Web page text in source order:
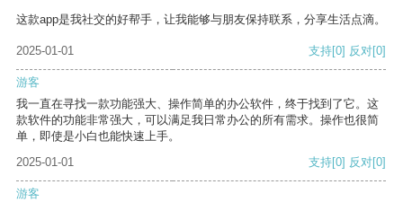
这款app是我社交的好帮手，让我能够与朋友保持联系，分享生活点滴。
2025-01-01 支持[0] 反对[0]
游客
我一直在寻找一款功能强大、操作简单的办公软件，终于找到了它。这
款软件的功能非常强大，可以满足我日常办公的所有需求。操作也很简
单，即使是小白也能快速上手。
2025-01-01
支持[0] 反对[0]
游客